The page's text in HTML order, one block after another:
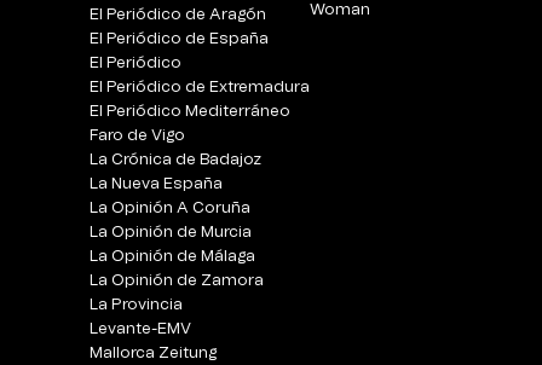
El Periódico de Aragón
El Periódico de España
El Periódico
El Periódico de Extremadura
El Periódico Mediterráneo
Faro de Vigo
La Crónica de Badajoz
La Nueva España
La Opinión A Coruña
La Opinión de Murcia
La Opinión de Málaga
La Opinión de Zamora
La Provincia
Levante-EMV
Mallorca Zeitung
Woman